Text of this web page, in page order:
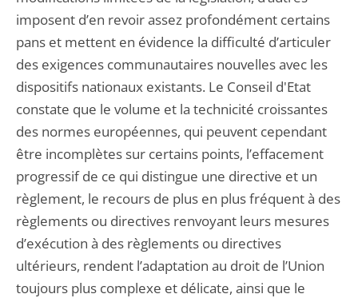
imposent d’en revoir assez profondément certains
pans et mettent en évidence la difficulté d’articuler
des exigences communautaires nouvelles avec les
dispositifs nationaux existants. Le Conseil d'Etat
constate que le volume et la technicité croissantes
des normes européennes, qui peuvent cependant
être incomplètes sur certains points, l’effacement
progressif de ce qui distingue une directive et un
règlement, le recours de plus en plus fréquent à des
règlements ou directives renvoyant leurs mesures
d’exécution à des règlements ou directives
ultérieurs, rendent l’adaptation au droit de l’Union
toujours plus complexe et délicate, ainsi que le